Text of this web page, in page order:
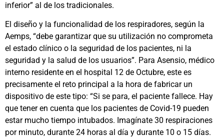
inferior” al de los tradicionales.
El diseño y la funcionalidad de los respiradores, según la
Aemps, “debe garantizar que su utilización no comprometa
el estado clínico o la seguridad de los pacientes, ni la
seguridad y la salud de los usuarios”. Para Asensio, médico
interno residente en el hospital 12 de Octubre, este es
precisamente el reto principal a la hora de fabricar un
dispositivo de este tipo: “Si se para, el paciente fallece. Hay
que tener en cuenta que los pacientes de Covid-19 pueden
estar mucho tiempo intubados. Imagínate 30 respiraciones
por minuto, durante 24 horas al día y durante 10 o 15 días.